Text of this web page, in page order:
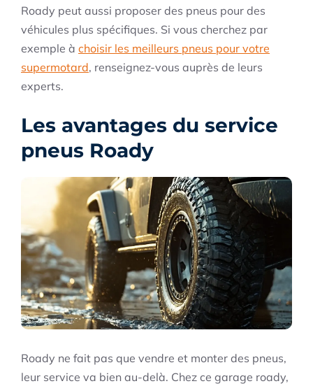
Roady peut aussi proposer des pneus pour des
véhicules plus spécifiques. Si vous cherchez par
exemple à choisir les meilleurs pneus pour votre
supermotard, renseignez-vous auprès de leurs
experts.
Les avantages du service
pneus Roady
Roady ne fait pas que vendre et monter des pneus,
leur service va bien au-delà. Chez ce garage roady,